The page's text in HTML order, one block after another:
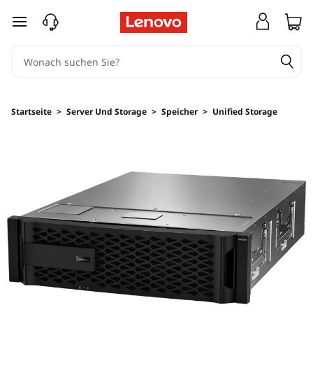
T
n
s
t
e
zum Hauptinhalt springen
Startseite > Server Und Storage > Speicher > Unified Storage